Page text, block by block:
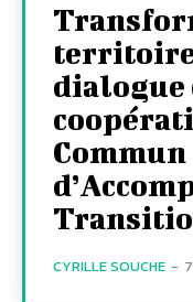
dialogue
Commun
CYRILLE SOUCHE -